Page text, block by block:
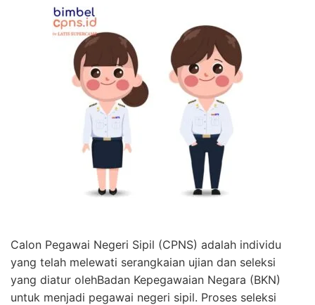
Calon Pegawai Negeri Sipil (CPNS) adalah individu
yang telah melewati serangkaian ujian dan seleksi
yang diatur olehBadan Kepegawaian Negara (BKN)
untuk menjadi pegawai negeri sipil. Proses seleksi